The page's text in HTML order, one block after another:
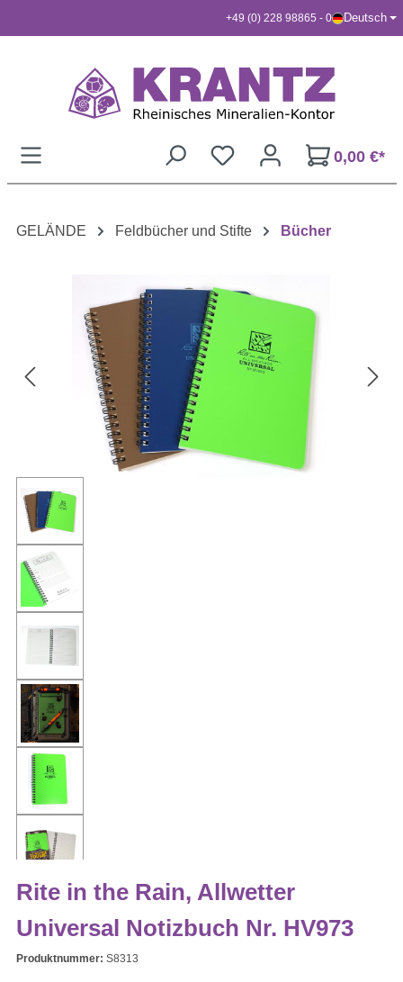
+49 (0) 228 98865 - 0 Deutsch
0,00 €*
GELÄNDE Feldbücher und Stifte Bücher
Rite in the Rain, Allwetter
Universal Notizbuch Nr. HV973
Produktnummer: S8313